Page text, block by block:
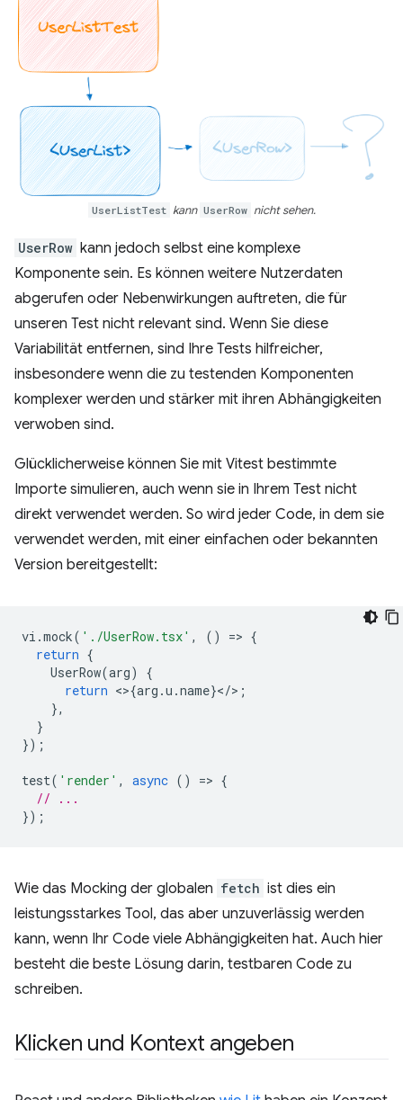
UserListTest kann UserRow nicht sehen.
UserRow kann jedoch selbst eine komplexe
Komponente sein. Es können weitere Nutzerdaten
abgerufen oder Nebenwirkungen auftreten, die für
unseren Test nicht relevant sind. Wenn Sie diese
Variabilität entfernen, sind Ihre Tests hilfreicher,
insbesondere wenn die zu testenden Komponenten
komplexer werden und stärker mit ihren Abhängigkeiten
verwoben sind.
Glücklicherweise können Sie mit Vitest bestimmte
Importe simulieren, auch wenn sie in Ihrem Test nicht
direkt verwendet werden. So wird jeder Code, in dem sie
verwendet werden, mit einer einfachen oder bekannten
Version bereitgestellt:
vi .mock( './UserRow.tsx' , () => {
return {
UserRow(arg)
{
return <>{arg .u .name}</> ;
},
}
});
test( 'render' , async () => {
// ...
});
Wie das Mocking der globalen fetch ist dies ein
leistungsstarkes Tool, das aber unzuverlässig werden
kann, wenn Ihr Code viele Abhängigkeiten hat. Auch hier
besteht die beste Lösung darin, testbaren Code zu
schreiben.
Klicken und Kontext angeben